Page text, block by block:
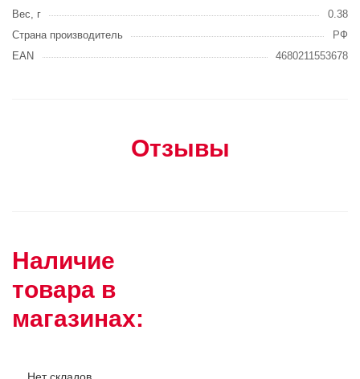
Вес, г
0.38
Страна производитель
РФ
EAN
4680211553678
Отзывы
Наличие
товара в
магазинах: